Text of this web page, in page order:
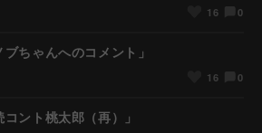
16 0
ちゃんへのコメント」
16 0
ント桃太郎（再）」